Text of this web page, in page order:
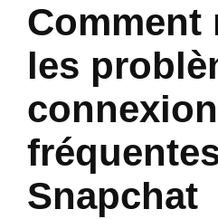
Comment
les
Snapchat